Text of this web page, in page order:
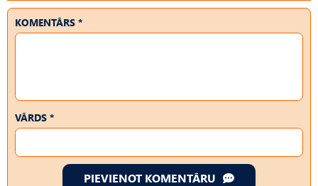
KOMENTĀRS *
VĀRDS *
PIEVIENOT KOMENTĀRU